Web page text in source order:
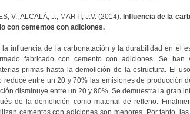
V.; ALCALÁ, J.; MARTÍ, J.V. (2014). Influencia de la
con cementos con adiciones.
la influencia de la carbonatación y la durabilidad en el
fabricado con cemento con adiciones. Se han
primas hasta la demolición de la estructura. El
reduce entre un 20 y 70% las emisiones de producción
disminuye entre un 20 y 80%. Se demuestra la gran
de la demolición como material de relleno.
cementos con adiciones son menores. Por tanto,